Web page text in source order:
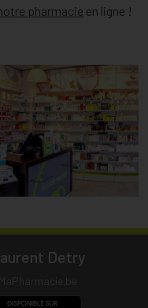
pharmacie en ligne !
Detry